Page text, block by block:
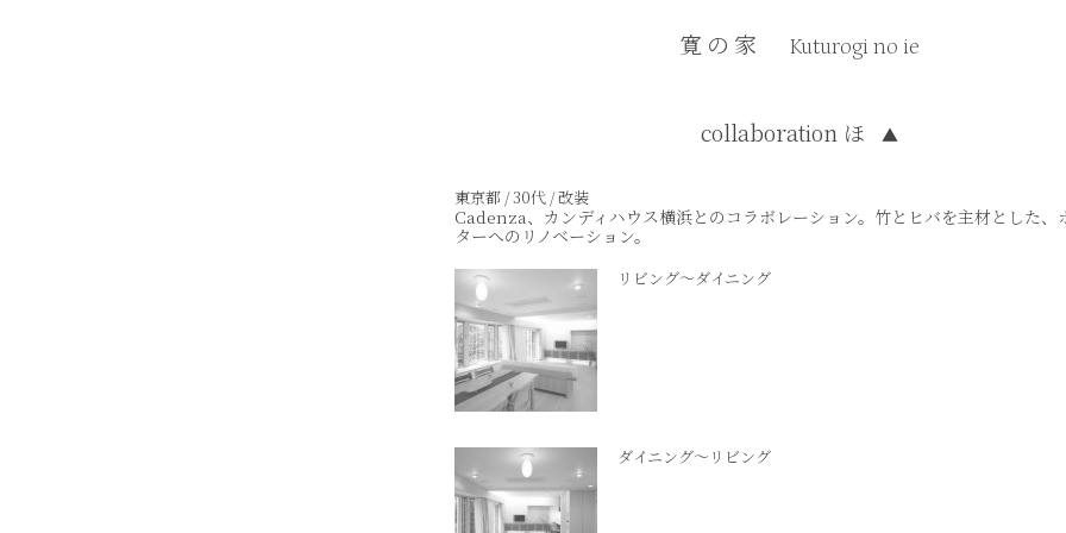
寛の家 Kuturogi no ie
collaboration ほ ▲
東京都 / 30代 / 改装
Cadenza、カンディハウス横浜とのコラボレーション。竹とヒバを主材とした、
ターへのリノベーション。
リビング～ダイニング
ダイニング～リビング